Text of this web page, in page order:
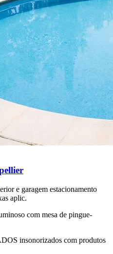
e garagem estacionamento
aplic.
com mesa de pingue-
insonorizados com produtos